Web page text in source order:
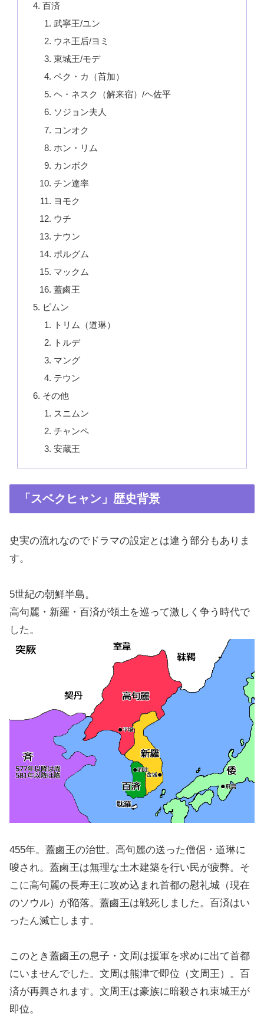
百済
武寧王/ユン
ウネ王后/ヨミ
東城王/モデ
ペク・カ（苩加）
ヘ・ネスク（解来宿）/ヘ佐平
ソジョン夫人
コンオク
ホン・リム
カンボク
チン達率
ヨモク
ウチ
ナウン
ポルグム
マックム
蓋鹵王
ピムン
トリム（道琳）
トルデ
マング
テウン
その他
スニムン
チャンペ
安蔵王
「スベクヒャン」歴史背景
史実の流れなのでドラマの設定とは違う部分もありま
す。
5世紀の朝鮮半島。
高句麗・新羅・百済が領土を巡って激しく争う時代で
した。
455年。蓋鹵王の治世。高句麗の送った僧侶・道琳に
唆され。蓋鹵王は無理な土木建築を行い民が疲弊。そ
こに高句麗の長寿王に攻め込まれ首都の慰礼城（現在
のソウル）が陥落。蓋鹵王は戦死しました。百済はい
ったん滅亡します。
このとき蓋鹵王の息子・文周は援軍を求めに出て首都
にいませんでした。文周は熊津で即位（文周王）。百
済が再興されます。文周王は豪族に暗殺され東城王が
即位。